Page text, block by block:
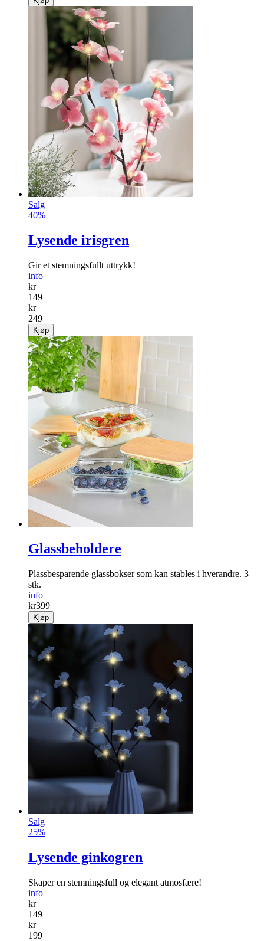
Salg
40%
Lysende irisgren
Gir et stemningsfullt uttrykk!
info
kr
149
kr
249
Kjøp
Glassbeholdere
Plassbesparende glassbokser som kan stables i ­hverandre. 3
stk.
info
kr399
Kjøp
Salg
25%
Lysende ginkogren
Skaper en stemningsfull og elegant atmosfære!
info
kr
149
kr
199